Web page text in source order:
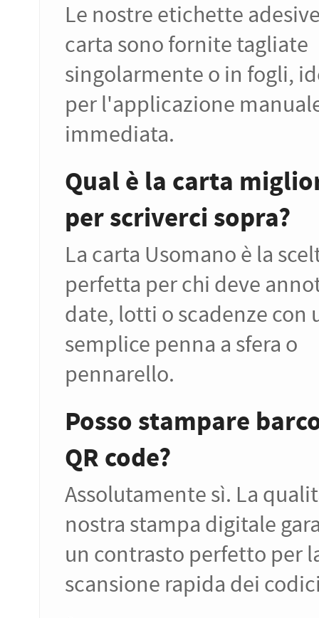
Le nostre etichette
carta sono fornite tagliate
singolarmente o in fogli,
per l'applicazione
immediata.
Qual è la carta
per scriverci sopra?
La carta Usomano è la
perfetta per chi deve
date, lotti o scadenze con
semplice penna a sfera o
pennarello.
Posso stampare
QR code?
Assolutamente sì. La
nostra stampa digitale
un contrasto perfetto per
scansione rapida dei